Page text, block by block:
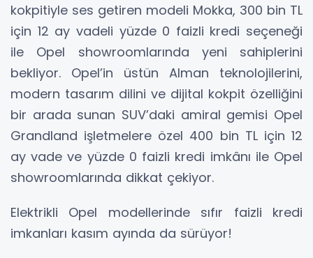
kokpitiyle ses getiren modeli Mokka, 300 bin TL
için 12 ay vadeli yüzde 0 faizli kredi seçeneği
ile Opel showroomlarında yeni sahiplerini
bekliyor. Opel’in üstün Alman teknolojilerini,
modern tasarım dilini ve dijital kokpit özelliğini
bir arada sunan SUV’daki amiral gemisi Opel
Grandland işletmelere özel 400 bin TL için 12
ay vade ve yüzde 0 faizli kredi imkânı ile Opel
showroomlarında dikkat çekiyor.
Elektrikli Opel modellerinde sıfır faizli kredi
imkanları kasım ayında da sürüyor!